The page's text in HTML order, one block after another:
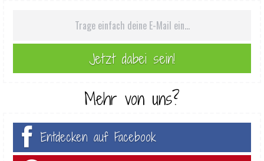
Mehr von uns?
Entdecken auf Facebook